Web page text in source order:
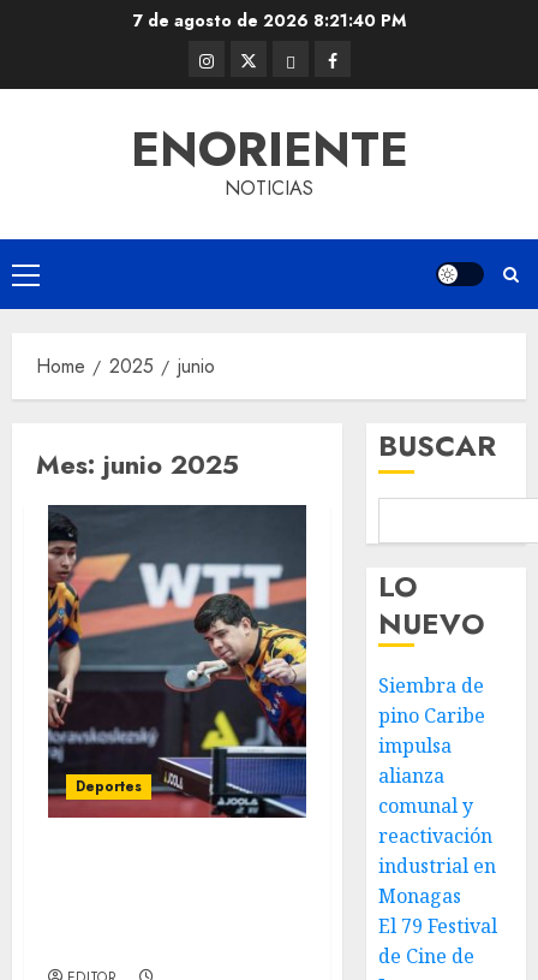
7 de agosto de 2026 8:21:40 PM
Instagram
@EnOriente
Twitter
(X)
ThreadsFacebook
ENORIENTE
NOTICIAS
Primary
Menu
Home 2025 junio
Mes: junio 2025
Deportes
BUSCAR
LO
NUEVO
Siembra de
pino Caribe
impulsa
alianza
comunal y
reactivación
industrial en
Monagas
El 79 Festival
de Cine de